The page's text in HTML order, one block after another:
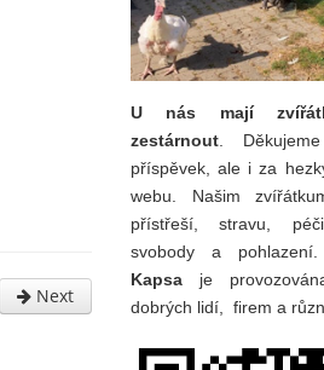
Next
U nás mají
zestárnout.
příspěvek, ale i za
webu. Našim
přístřeší, stravu,
svobody a
Kapsa je
dobrých lidí, firem a